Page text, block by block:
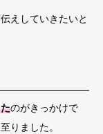
えしていきたいと
のがきっかけで
りました。